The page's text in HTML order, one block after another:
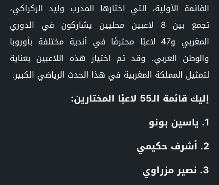
القائمة الأولية، التي اختارها المدرب وليد الركراكي،
تجمع بين 8 لاعبين محليين يشاركون في الدوري
المغربي و47 لاعبًا محترفًا في أندية مختلفة بأوروبا
والوطن العربي. وقد تم اختيار هذه اللاعبين بعناية
لتمثيل المملكة المغربية في هذا الحدث الرياضي الكبير.
إليك قائمة الـ55 لاعبًا المختارين:
1. ياسين بونو
2. أشرف حكيمي
3. نصير مزراوي